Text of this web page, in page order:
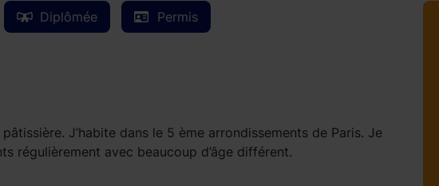
Diplômée Permis
J’habite dans le 5 ème arrondissements de Paris. Je
régulièrement avec beaucoup d’âge différent.